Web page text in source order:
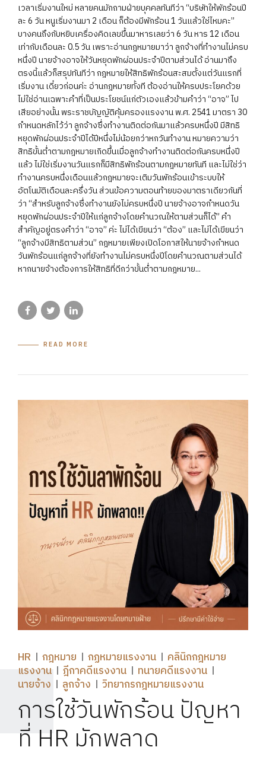
เวลาเริ่มงานใหม่ หลายคนมักถามฝ่ายบุคคลทันทีว่า “บริษัทให้พักร้อนปี
ละ 6 วัน หนูเริ่มงานมา 2 เดือน ก็ต้องมีพักร้อน 1 วันแล้วใช่ไหมคะ”
บางคนถึงกับหยิบเครื่องคิดเลขขึ้นมาหารเลยว่า 6 วัน หาร 12 เดือน
เท่ากับเดือนละ 0.5 วัน เพราะอ่านกฎหมายมาว่า ลูกจ้างที่ทำงานไม่ครบ
หนึ่งปี นายจ้างอาจให้วันหยุดพักผ่อนประจำปีตามส่วนได้ อ่านมาถึง
ตรงนี้แล้วก็สรุปทันทีว่า กฎหมายให้สิทธิพักร้อนสะสมตั้งแต่วันแรกที่
เริ่มงาน เดี๋ยวก่อนค่ะ อ่านกฎหมายทั้งที ต้องอ่านให้ครบประโยคด้วย
ไม่ใช่อ่านเฉพาะคำที่เป็นประโยชน์แก่ตัวเองแล้วข้ามคำว่า “อาจ” ไป
เสียอย่างนั้น พระราชบัญญัติคุ้มครองแรงงาน พ.ศ. 2541 มาตรา 30
กำหนดหลักไว้ว่า ลูกจ้างซึ่งทำงานติดต่อกันมาแล้วครบหนึ่งปี มีสิทธิ
หยุดพักผ่อนประจำปีได้ปีหนึ่งไม่น้อยกว่าหกวันทำงาน หมายความว่า
สิทธิขั้นต่ำตามกฎหมายเกิดขึ้นเมื่อลูกจ้างทำงานติดต่อกันครบหนึ่งปี
แล้ว ไม่ใช่เริ่มงานวันแรกก็มีสิทธิพักร้อนตามกฎหมายทันที และไม่ใช่ว่า
ทำงานครบหนึ่งเดือนแล้วกฎหมายจะเติมวันพักร้อนเข้าระบบให้
อัตโนมัติเดือนละครึ่งวัน ส่วนข้อความตอนท้ายของมาตราเดียวกันที่
ว่า “สำหรับลูกจ้างซึ่งทำงานยังไม่ครบหนึ่งปี นายจ้างอาจกำหนดวัน
หยุดพักผ่อนประจำปีให้แก่ลูกจ้างโดยคำนวณให้ตามส่วนก็ได้” คำ
สำคัญอยู่ตรงคำว่า “อาจ” ค่ะ ไม่ได้เขียนว่า “ต้อง” และไม่ได้เขียนว่า
“ลูกจ้างมีสิทธิตามส่วน” กฎหมายเพียงเปิดโอกาสให้นายจ้างกำหนด
วันพักร้อนแก่ลูกจ้างที่ยังทำงานไม่ครบหนึ่งปีโดยคำนวณตามส่วนได้
หากนายจ้างต้องการให้สิทธิที่ดีกว่าขั้นต่ำตามกฎหมาย...
READ MORE
HR กฎหมาย กฏหมายแรงงาน
คลินิกกฎหมาย
แรงงาน
ฎีกาคดีแรงงาน
ทนายคดีแรงงาน
นายจ้าง
ลูกจ้าง วิทยากรกฎหมายแรงงาน
การใช้วันพักร้อน ปัญหา
ที่ HR มักพลาด